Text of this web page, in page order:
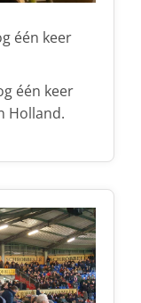
één keer
één keer
Holland.